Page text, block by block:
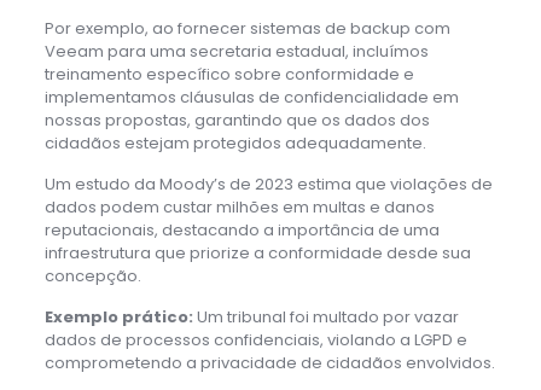
Por exemplo, ao fornecer sistemas de backup com
Veeam para uma secretaria estadual, incluímos
treinamento específico sobre conformidade e
implementamos cláusulas de confidencialidade em
nossas propostas, garantindo que os dados dos
cidadãos estejam protegidos adequadamente.
Um estudo da Moody’s de 2023 estima que violações de
dados podem custar milhões em multas e danos
reputacionais, destacando a importância de uma
infraestrutura que priorize a conformidade desde sua
concepção.
Exemplo prático: Um tribunal foi multado por vazar
dados de processos confidenciais, violando a LGPD e
comprometendo a privacidade de cidadãos envolvidos.